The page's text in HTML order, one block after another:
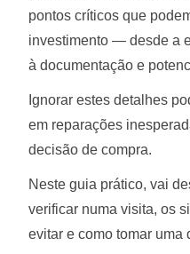
pontos críticos que
investimento — desde a
à documentação e
Ignorar estes detalhes
em reparações
decisão de compra.
Neste guia prático, vai
verificar numa visita, os
evitar e como tomar uma